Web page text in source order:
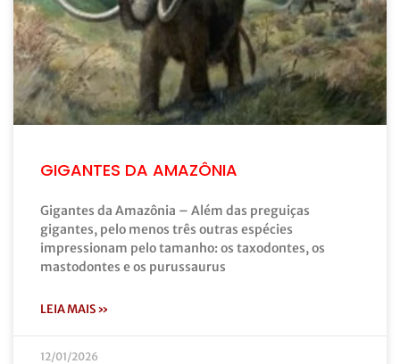
GIGANTES DA AMAZÔNIA
Gigantes da Amazônia – Além das preguiças
gigantes, pelo menos três outras espécies
impressionam pelo tamanho: os taxodontes, os
mastodontes e os purussaurus
LEIA MAIS »
12/01/2026